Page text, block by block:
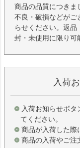
商品の品質につきま
不良・破損などがご
らせください。返
封・未使用に限り可
入荷
入荷お知らせボ
てください。
商品が入荷した際
商品の入荷やご注